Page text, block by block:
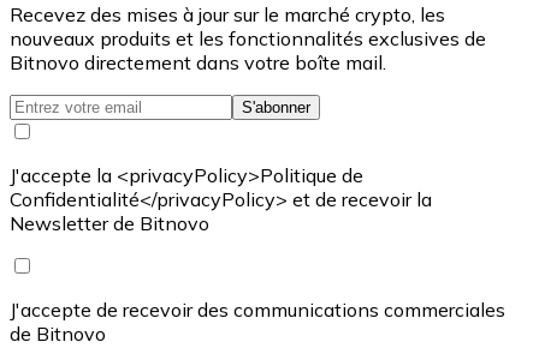
Recevez des mises à jour sur le marché crypto, les
nouveaux produits et les fonctionnalités exclusives de
Bitnovo directement dans votre boîte mail.
S'abonner
J'accepte la <privacyPolicy>Politique de
Confidentialité</privacyPolicy> et de recevoir la
Newsletter de Bitnovo
J'accepte de recevoir des communications commerciales
de Bitnovo